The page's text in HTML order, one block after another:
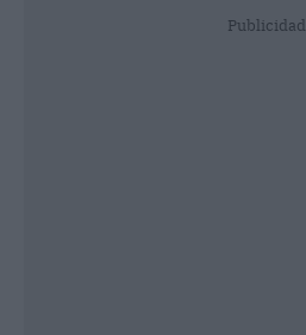
Publicidad